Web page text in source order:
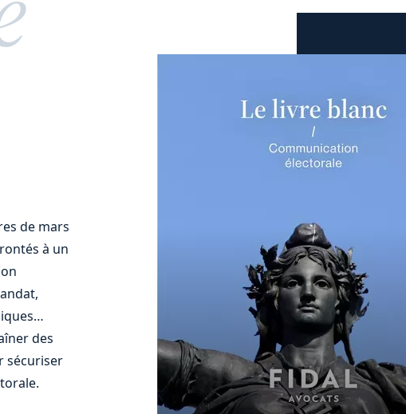
de mars
à un
des
sécuriser